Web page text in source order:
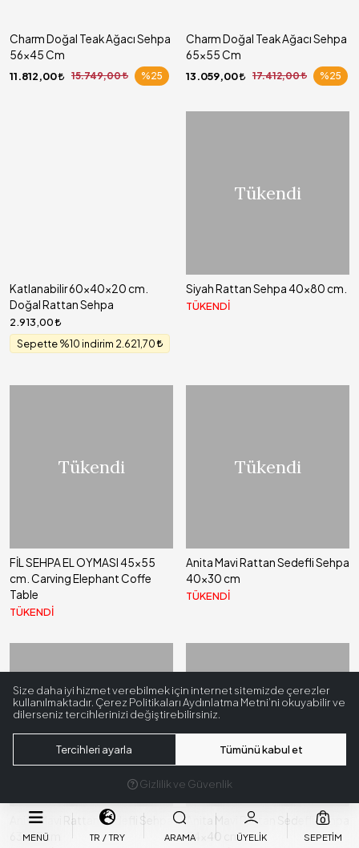
MENÜ TR TRY ARAMA ÜYELIK SEPETIM
0
Charm Doğal Teak Ağacı Sehpa
56x45 Cm
11.812,00 15.749,00 %25
Charm Doğal Teak Ağacı Sehpa
65x55 Cm
13.059,00 17.412,00 %25
Katlanabilir 60x40x20 cm.
Doğal Rattan Sehpa
2.913,00
Sepette %10 indirim 2.621,70
Tükendi
Siyah Rattan Sehpa 40x80 cm.
TÜKENDİ
Tükendi
FİL SEHPA EL OYMASI 45x55
cm. Carving Elephant Coffe
Table
TÜKENDİ
Tükendi
Anita Mavi Rattan Sedefli Sehpa
40x30 cm
TÜKENDİ
Tükendi
Anita Mavi Rattan Sedefli Sehpa
63x47 cm
Anita Mavi Rattan Sedefli Sehpa
54x40 cm
Size daha iyi hizmet verebilmek için internet sitemizde çerezler
kullanılmaktadır. Çerez Politikaları Aydınlatma Metni’ni okuyabilir ve
dilerseniz tercihlerinizi değiştirebilirsiniz.
Tercihleri ayarla Tümünü kabul et
Gizlilik ve Güvenlik